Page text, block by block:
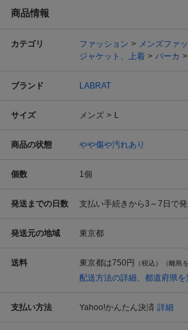
商品情報
カテゴリ ファッション
メンズファ
ジャケット、上着
パーカ
ブランド LABRAT
サイズ メンズ L
商品の状態 やや傷や汚れあり
個数 1個
発送までの日数 支払い手続きから3～7日で
発送元の地域 東京都
送料 東京都は750円 （税込）（離島
配送方法の詳細、都道府県を
支払い方法 Yahoo!かんたん決済 詳細